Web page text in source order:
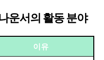
운서의 활동 분야
이유